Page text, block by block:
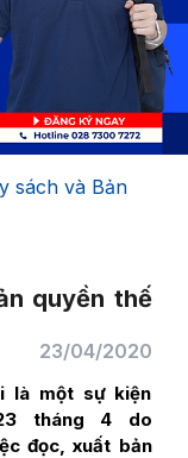
sách và Bản
quyền thế
23/04/2020
là một sự kiện
tháng 4 do
đọc, xuất bản